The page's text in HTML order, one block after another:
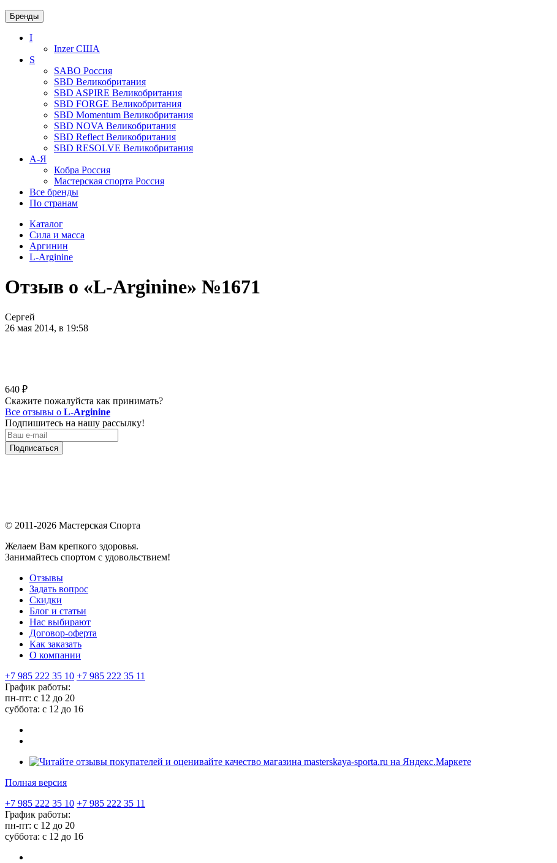
Бренды
I
InzerСША
S
SABO Россия
SBD Великобритания
SBD ASPIRE Великобритания
SBD FORGE Великобритания
SBD Momentum Великобритания
SBD NOVA Великобритания
SBD Reflect Великобритания
SBD RESOLVE Великобритания
А-Я
Кобра Россия
Мастерская спорта Россия
Все бренды
По странам
Каталог
Сила и масса
Аргинин
L-Arginine
Отзыв о «L-Arginine» №1671
Сергей
26 мая 2014, в 19:58
640 ₽
Скажите пожалуйста как принимать?
Все отзывы о L-Arginine
Подпишитесь на нашу рассылку!
Подписаться
© 2011-2026 Мастерская Спорта
Желаем Вам крепкого здоровья.
Занимайтесь спортом с удовольствием!
Отзывы
Задать вопрос
Скидки
Блог и статьи
Нас выбирают
Договор-оферта
Как заказать
О компании
+7 985 222 35 10 +7 985 222 35 11
График работы:
пн-пт: с 12 до 20
суббота: c 12 до 16
Полная версия
+7 985 222 35 10 +7 985 222 35 11
График работы:
пн-пт: с 12 до 20
суббота: c 12 до 16